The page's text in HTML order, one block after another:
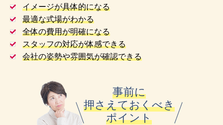
イメージが具体的になる
最適な式場がわかる
全体の費用が明確になる
スタッフの対応が体感できる
会社の姿勢や雰囲気が確認できる
事前に
押さえておくべき
ポイント